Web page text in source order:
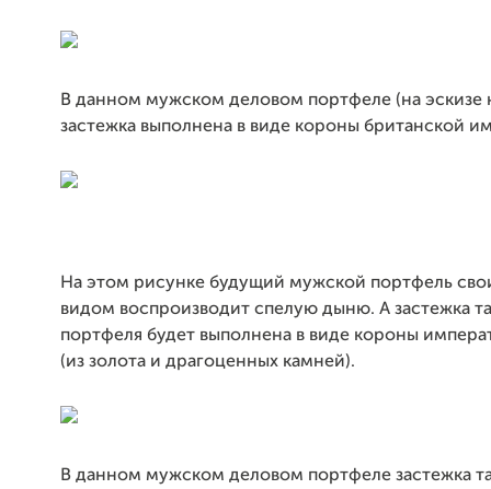
В данном мужском деловом портфеле (на эскизе
застежка выполнена в виде короны британской
На этом рисунке будущий мужской портфель
видом воспроизводит спелую дыню. А застежка
портфеля будет выполнена в виде короны
(из золота и драгоценных камней).
В данном мужском деловом портфеле застежка